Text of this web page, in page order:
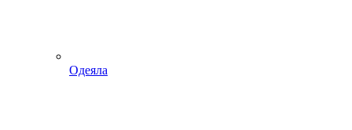
Одеяла